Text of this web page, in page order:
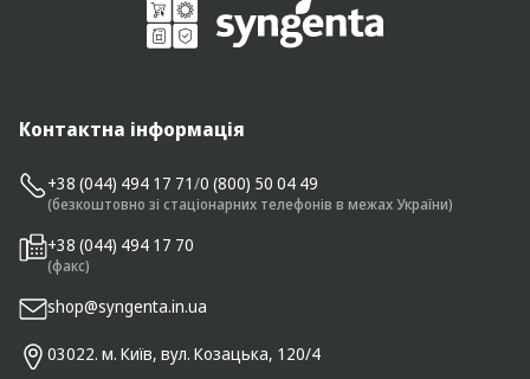
Контактна інформація
+38 (044) 494 17 71/0 (800) 50 04 49
(безкоштовно зі стаціонарних телефонів в межах України)
+38 (044) 494 17 70
(факс)
shop@syngenta.in.ua
03022. м. Київ, вул. Козацька, 120/4